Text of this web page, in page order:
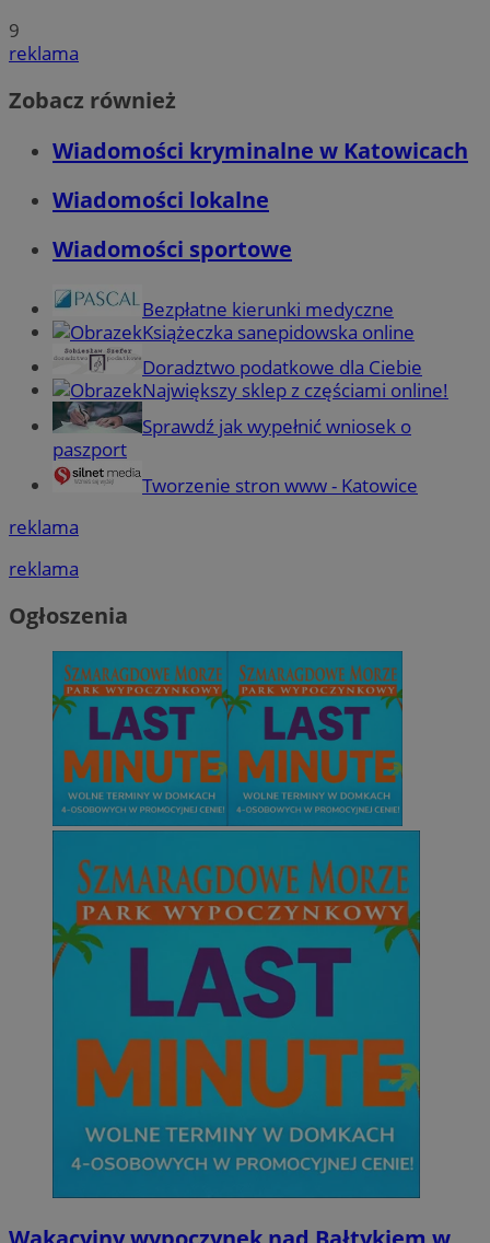
9
reklama
Zobacz również
Wiadomości kryminalne w Katowicach
Wiadomości lokalne
Wiadomości sportowe
Bezpłatne kierunki medyczne
Książeczka sanepidowska online
Doradztwo podatkowe dla Ciebie
Największy sklep z częściami online!
Sprawdź jak wypełnić wniosek o
paszport
Tworzenie stron www - Katowice
reklama
reklama
Ogłoszenia